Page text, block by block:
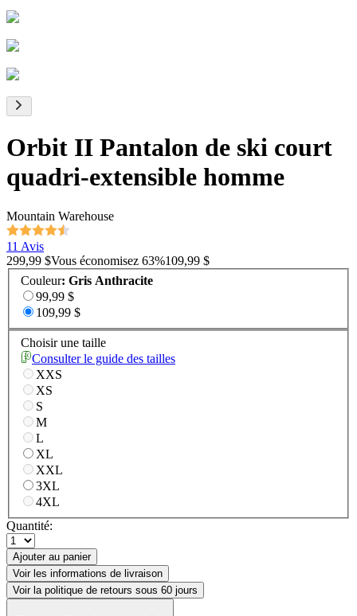
Orbit II Pantalon de ski court
quadri-extensible homme
Mountain Warehouse
11 Avis
299,99 $Vous économisez 63%109,99 $
Couleur: Gris Anthracite
99,99 $
109,99 $
Choisir une taille
Consulter le guide des tailles
XXS
XS
S
M
L
XL
XXL
3XL
4XL
Quantité:
Ajouter au panier
Voir les informations de livraison
Voir la politique de retours sous 60 jours